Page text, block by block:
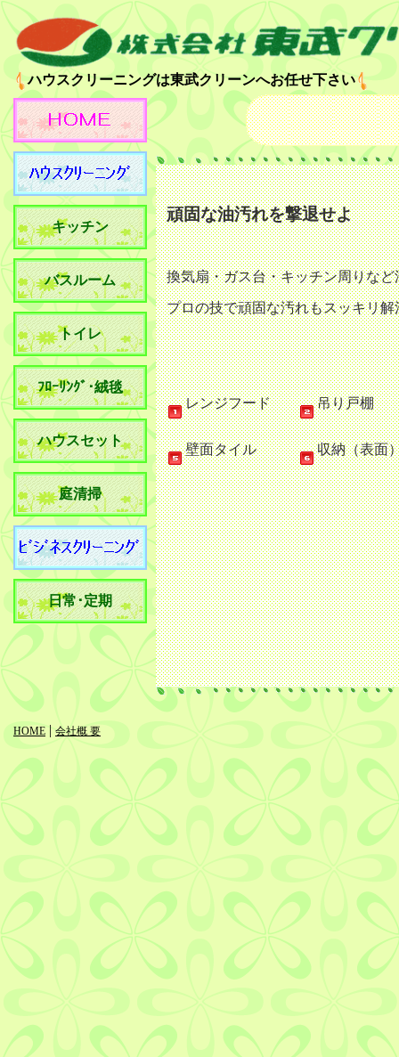
ハウスクリーニングは東武クリーンへお任せ下さい
キッチン
バスルーム
トイレ
ﾌﾛｰﾘﾝｸﾞ･絨毯
ハウスセット
庭清掃
日常･定期
頑固な油汚れを撃退せよ
換気扇・ガス台・キッチン周りな
プロの技で頑固な汚れもスッキリ解
レンジフード 吊り戸棚
壁面タイル 収納（表面
HOME | 会社概 要